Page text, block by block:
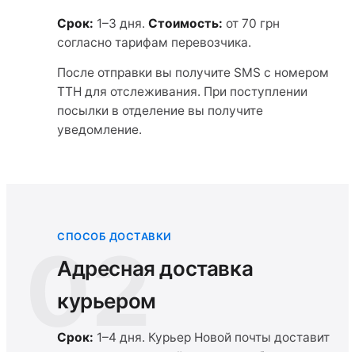
Срок: 1–3 дня. Стоимость: от 70 грн
согласно тарифам перевозчика.
После отправки вы получите SMS с номером
ТТН для отслеживания. При поступлении
посылки в отделение вы получите
уведомление.
02
СПОСОБ ДОСТАВКИ
Адресная доставка
курьером
Срок: 1–4 дня. Курьер Новой почты доставит